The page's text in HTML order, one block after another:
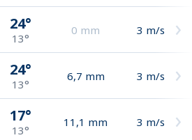
24°
13°
0 mm 3 m/s
24°
13°
6,7 mm 3 m/s
17°
13°
11,1 mm 3 m/s